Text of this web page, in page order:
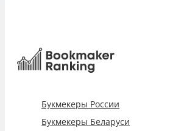
Букмекеры России
Букмекеры Беларуси